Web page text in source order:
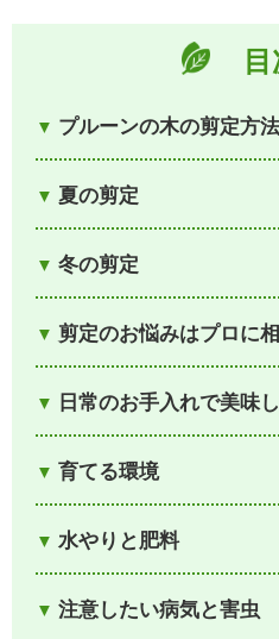
プルーンの木の剪定方法
夏の剪定
冬の剪定
剪定のお悩みはプロに
日常のお手入れで美味
育てる環境
水やりと肥料
注意したい病気と害虫